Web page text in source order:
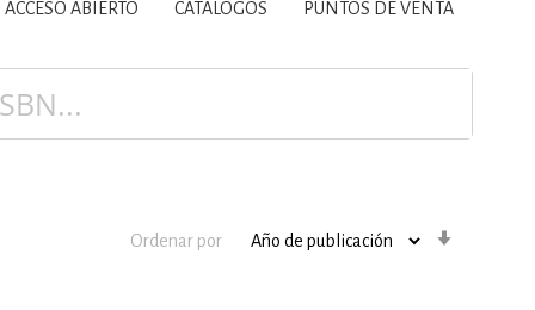
PLANIFICACIÓN
ACCESO ABIERTO CATÁLOGOS PUNTOS DE VENTA
Ordenar por